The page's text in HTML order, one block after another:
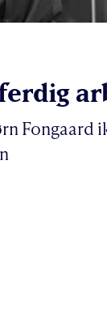
Fongaard